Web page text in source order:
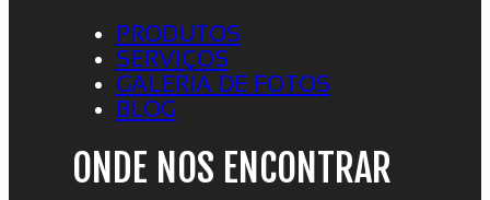
PRODUTOS
SERVIÇOS
GALERIA DE FOTOS
BLOG
ONDE NOS ENCONTRAR